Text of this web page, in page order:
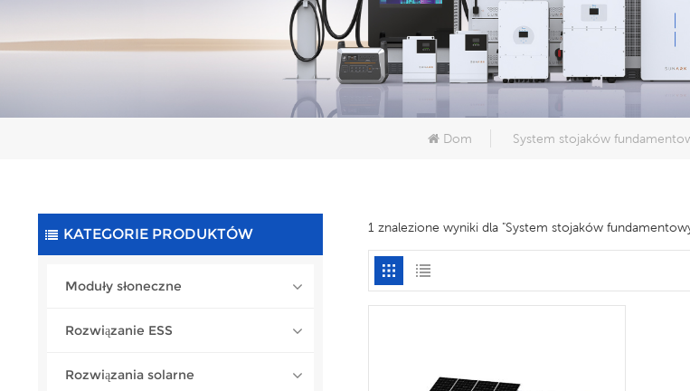
Dom System stojaków
KATEGORIE PRODUKTÓW
Moduły słoneczne
Rozwiązanie ESS
Rozwiązania solarne
1 znalezione wyniki dla "System stojaków